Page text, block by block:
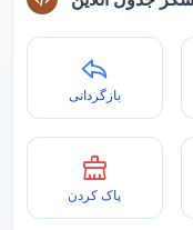
بازگردانی
پاک کردن